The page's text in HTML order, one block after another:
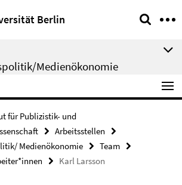
Berlin
Medienökonomie
für Publizistik- und
Arbeitsstellen
Medienökonomie
Team
Karl Larsson